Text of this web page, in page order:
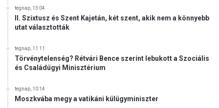
tegnap, 13:04
II. Szixtusz és Szent Kajetán, két szent, akik nem a könnyebb
utat választották
tegnap, 11:11
Törvénytelenség? Rétvári Bence szerint lebukott a Szociális
és Családügyi Minisztérium
tegnap, 10:14
Moszkvába megy a vatikáni külügyminiszter